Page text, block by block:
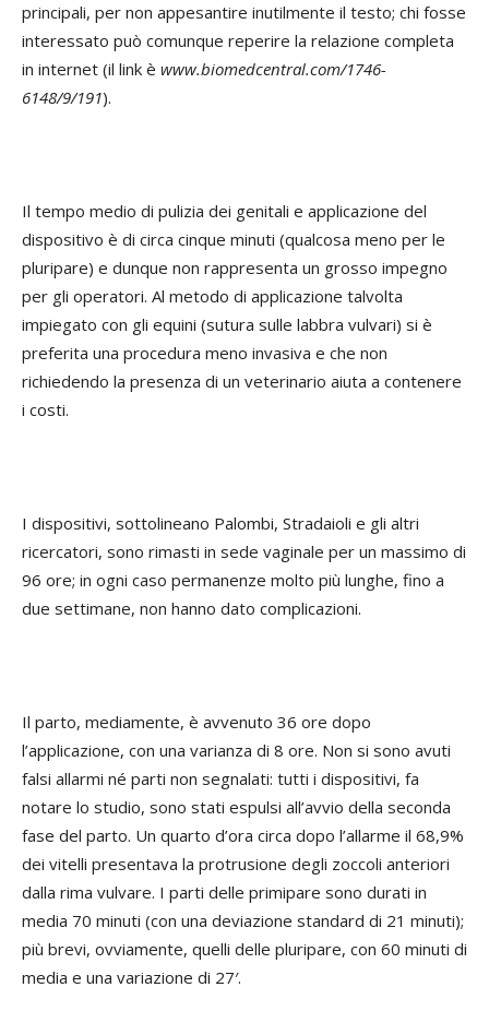
principali, per non appesantire inutilmente il testo; chi fosse
interessato può comunque reperire la relazione completa
in internet (il link è www.biomedcentral.com/1746-
6148/9/191).
Il tempo medio di pulizia dei genitali e applicazione del
dispositivo è di circa cinque minuti (qualcosa meno per le
pluripare) e dunque non rappresenta un grosso impegno
per gli operatori. Al metodo di applicazione talvolta
impiegato con gli equini (sutura sulle labbra vulvari) si è
preferita una procedura meno invasiva e che non
richiedendo la presenza di un veterinario aiuta a contenere
i costi.
I dispositivi, sottolineano Palombi, Stradaioli e gli altri
ricercatori, sono rimasti in sede vaginale per un massimo di
96 ore; in ogni caso permanenze molto più lunghe, fino a
due settimane, non hanno dato complicazioni.
Il parto, mediamente, è avvenuto 36 ore dopo
l’applicazione, con una varianza di 8 ore. Non si sono avuti
falsi allarmi né parti non segnalati: tutti i dispositivi, fa
notare lo studio, sono stati espulsi all’avvio della seconda
fase del parto. Un quarto d’ora circa dopo l’allarme il 68,9%
dei vitelli presentava la protrusione degli zoccoli anteriori
dalla rima vulvare. I parti delle primipare sono durati in
media 70 minuti (con una deviazione standard di 21 minuti);
più brevi, ovviamente, quelli delle pluripare, con 60 minuti di
media e una variazione di 27′.